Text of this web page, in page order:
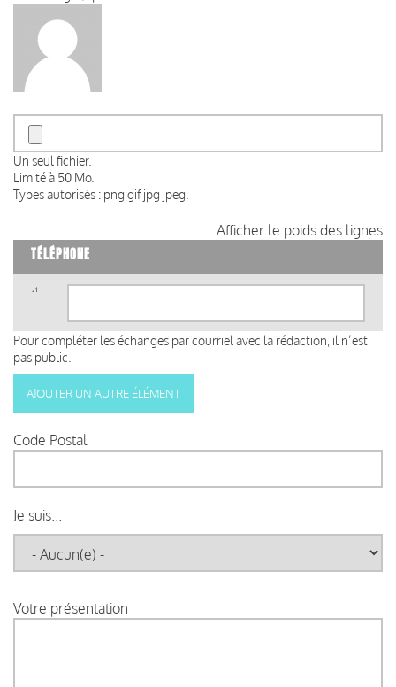
Un seul fichier.
Limité à 50 Mo.
Types autorisés : png gif jpg jpeg.
Afficher le poids des lignes
TÉLÉPHONE
1)
Pour compléter les échanges par courriel avec la rédaction, il n’est
pas public.
Code Postal
Je suis...
Votre présentation